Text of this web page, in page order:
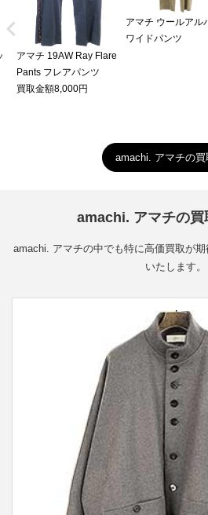
アマチ 19AW Ray Flare
Pants フレアパンツ
買取金額8,000円
アマチ ウールアル
ワイドパンツ

amachi. アマチの買
amachi. アマチの買
amachi. アマチの中でも特に高価買取が
いたします。